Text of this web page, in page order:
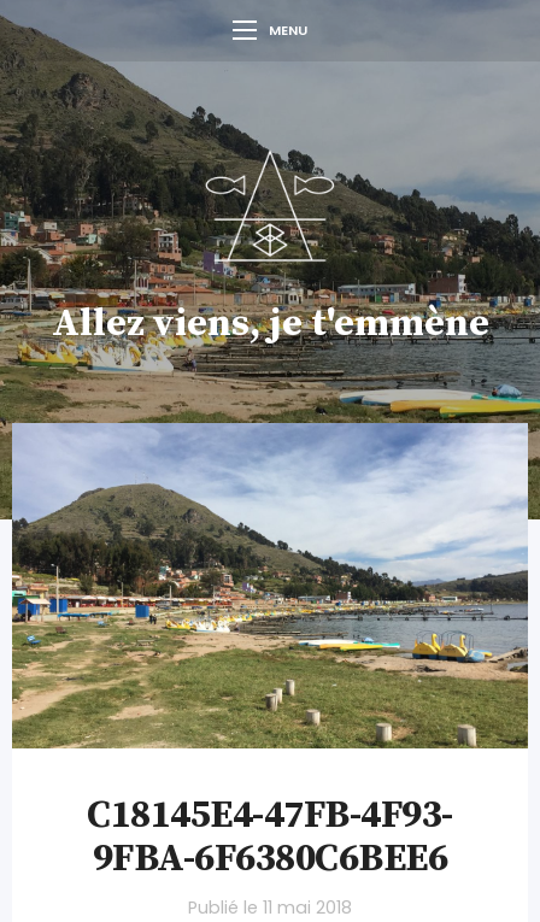
MENU
Allez viens, je t'emmène
C18145E4-47FB-4F93-
9FBA-6F6380C6BEE6
Publié le 11 mai 2018